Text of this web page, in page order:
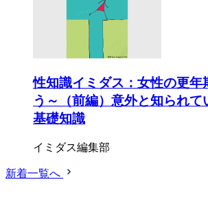
性知識イミダス：女性の更年
う～（前編）意外と知られて
基礎知識
イミダス編集部
新着一覧へ